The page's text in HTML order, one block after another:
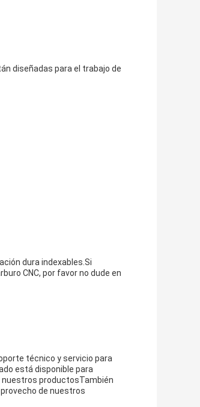
diseñadas para el trabajo de
dura indexables.Si
CNC, por favor no dude en
técnico y servicio para
está disponible para
nuestros productosTambién
de nuestros